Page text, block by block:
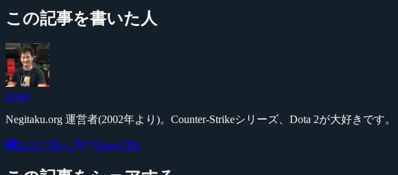
この記事を書いた人
Yossy
Negitaku.org 運営者(2002年より)。Counter-Strikeシリーズ、Dota 2が大好きで
記事一覧へ @YossyFPS